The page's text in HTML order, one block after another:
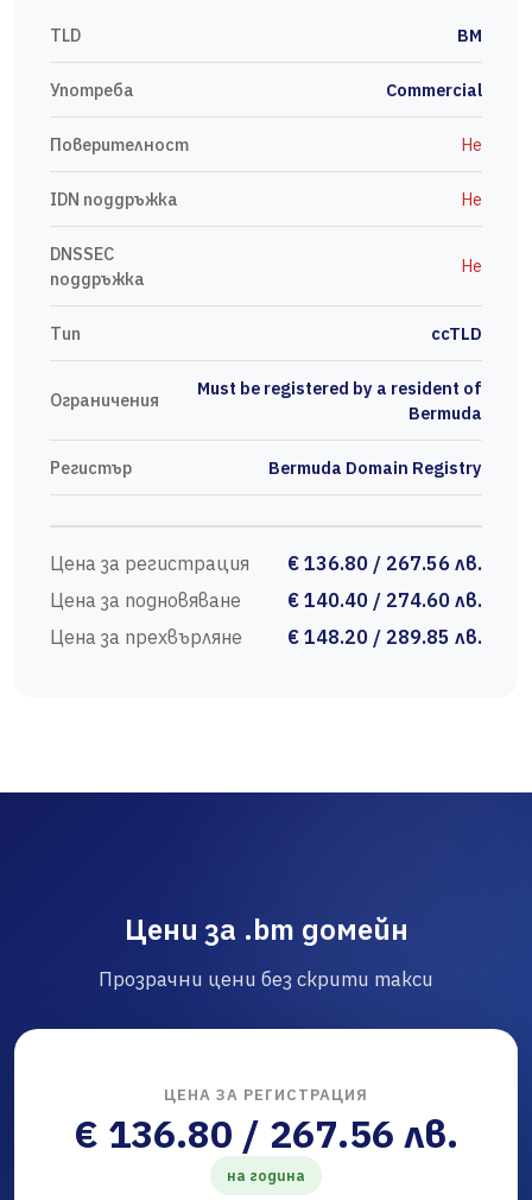
TLD BM
Употреба Commercial
Поверителност Не
IDN поддръжка Не
DNSSEC
поддръжка
Не
Тип ccTLD
Ограничения
Must be registered by a resident of
Bermuda
Регистър Bermuda Domain Registry
Цена за регистрация
€ 136.80 / 267.56 лв.
Цена за подновяване
€ 140.40 / 274.60 лв.
Цена за прехвърляне
€ 148.20 / 289.85 лв.
Цени за .bm домейн
Прозрачни цени без скрити такси
ЦЕНА ЗА РЕГИСТРАЦИЯ
€ 136.80 / 267.56 лв.
на година